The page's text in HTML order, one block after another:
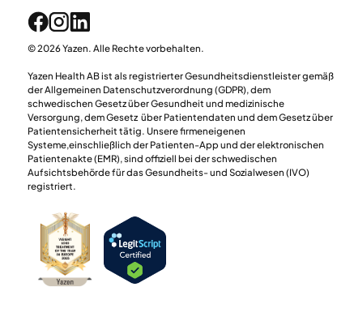
© 2026 Yazen. Alle Rechte vorbehalten.
Yazen Health AB ist als registrierter Gesundheitsdienstleister gemäß
der Allgemeinen Datenschutzverordnung (GDPR), dem
schwedischen Gesetz über Gesundheit und medizinische
Versorgung, dem Gesetz über Patientendaten und dem Gesetz über
Patientensicherheit tätig. Unsere firmeneigenen
Systeme,einschließlich der Patienten-App und der elektronischen
Patientenakte (EMR), sind offiziell bei der schwedischen
Aufsichtsbehörde für das Gesundheits- und Sozialwesen (IVO)
registriert.